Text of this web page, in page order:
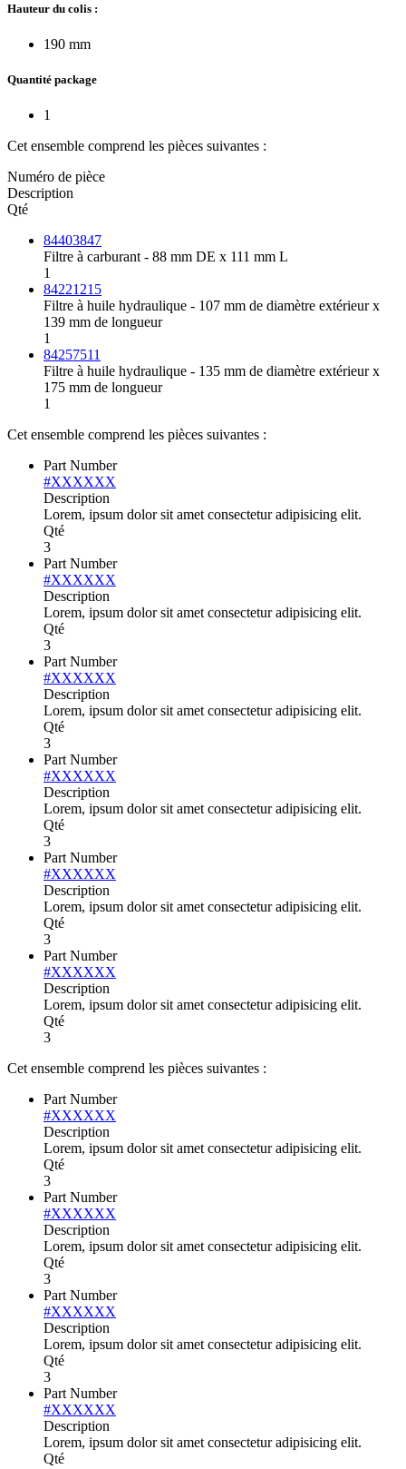
Hauteur du colis :
190 mm
Quantité package
1
Cet ensemble comprend les pièces suivantes :
Numéro de pièce
Description
Qté
84403847
Filtre à carburant - 88 mm DE x 111 mm L
1
84221215
Filtre à huile hydraulique - 107 mm de diamètre extérieur x
139 mm de longueur
1
84257511
Filtre à huile hydraulique - 135 mm de diamètre extérieur x
175 mm de longueur
1
Cet ensemble comprend les pièces suivantes :
Part Number
#XXXXXX
Description
Lorem, ipsum dolor sit amet consectetur adipisicing elit.
Qté
3
Part Number
#XXXXXX
Description
Lorem, ipsum dolor sit amet consectetur adipisicing elit.
Qté
3
Part Number
#XXXXXX
Description
Lorem, ipsum dolor sit amet consectetur adipisicing elit.
Qté
3
Part Number
#XXXXXX
Description
Lorem, ipsum dolor sit amet consectetur adipisicing elit.
Qté
3
Part Number
#XXXXXX
Description
Lorem, ipsum dolor sit amet consectetur adipisicing elit.
Qté
3
Part Number
#XXXXXX
Description
Lorem, ipsum dolor sit amet consectetur adipisicing elit.
Qté
3
Cet ensemble comprend les pièces suivantes :
Part Number
#XXXXXX
Description
Lorem, ipsum dolor sit amet consectetur adipisicing elit.
Qté
3
Part Number
#XXXXXX
Description
Lorem, ipsum dolor sit amet consectetur adipisicing elit.
Qté
3
Part Number
#XXXXXX
Description
Lorem, ipsum dolor sit amet consectetur adipisicing elit.
Qté
3
Part Number
#XXXXXX
Description
Lorem, ipsum dolor sit amet consectetur adipisicing elit.
Qté